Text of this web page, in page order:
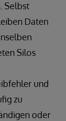
Selbst
Daten
Silos
und
zu
oder